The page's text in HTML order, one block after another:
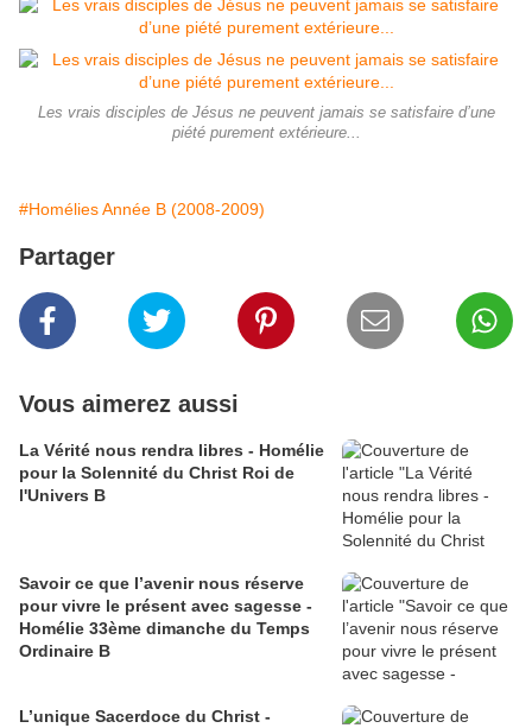
Les vrais disciples de Jésus ne peuvent jamais se satisfaire d’une
piété purement extérieure...
#Homélies Année B (2008-2009)
Partager
Vous aimerez aussi
La Vérité nous rendra libres - Homélie
pour la Solennité du Christ Roi de
l'Univers B
Savoir ce que l’avenir nous réserve
pour vivre le présent avec sagesse -
Homélie 33ème dimanche du Temps
Ordinaire B
L’unique Sacerdoce du Christ -